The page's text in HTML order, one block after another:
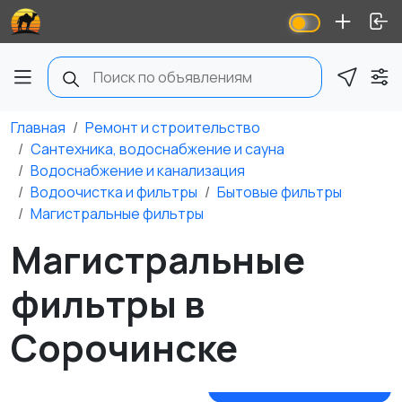
Главная
Ремонт и строительство
Сантехника, водоснабжение и сауна
Водоснабжение и канализация
Водоочистка и фильтры
Бытовые фильтры
Магистральные фильтры
Магистральные
фильтры в
Сорочинске